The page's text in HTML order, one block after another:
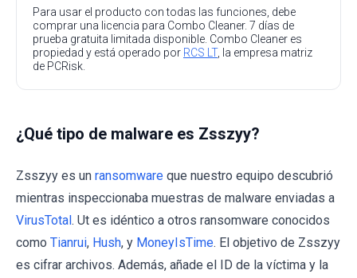
Para usar el producto con todas las funciones, debe
comprar una licencia para Combo Cleaner. 7 días de
prueba gratuita limitada disponible. Combo Cleaner es
propiedad y está operado por RCS LT, la empresa matriz
de PCRisk.
¿Qué tipo de malware es Zsszyy?
Zsszyy es un ransomware que nuestro equipo descubrió
mientras inspeccionaba muestras de malware enviadas a
VirusTotal. Ut es idéntico a otros ransomware conocidos
como Tianrui, Hush, y MoneyIsTime. El objetivo de Zsszyy
es cifrar archivos. Además, añade el ID de la víctima y la